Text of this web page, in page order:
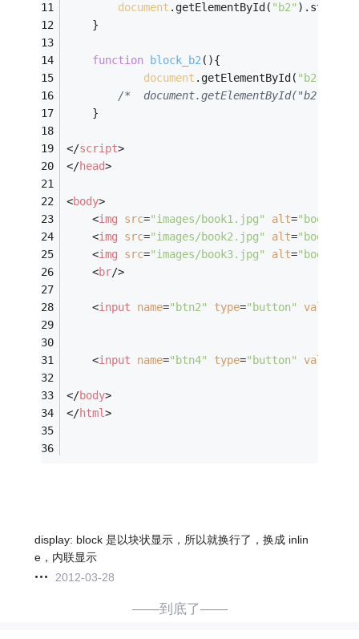
document .getElementById( "b2"
    }
function block_b2( ){
document .getElementById( "b2"
/*
    }
</script>
</head>
<body>
<img src="images/book1.jpg" alt="book1"
<img src="images/book2.jpg" alt="book2"
<img src="images/book3.jpg" alt="book3"
<br/>
<input name="btn2" type="button" value
<input name="btn4" type="button" value
</body>
</html>
display: block 是以块状显示，所以就换行了，换成 inlin
e，内联显示
2012-03-28
——到底了——